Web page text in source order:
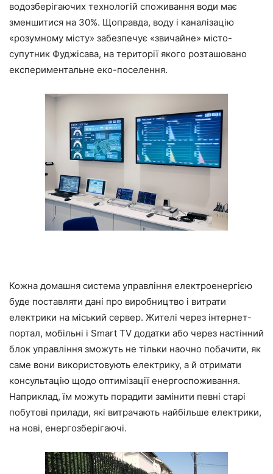
водозберігаючих технологій споживання води має
зменшитися на 30%. Щоправда, воду і каналізацію
«розумному місту» забезпечує «звичайне» місто-
супутник Фуджісава, на території якого розташовано
експериментальне еко-поселення.
Кожна домашня система управління електроенергією
буде поставляти дані про виробництво і витрати
електрики на міський сервер. Жителі через інтернет-
портал, мобільні і Smart TV додатки або через настінний
блок управління зможуть не тільки наочно побачити, як
саме вони використовують електрику, а й отримати
консультацію щодо оптимізації енергоспоживання.
Наприклад, їм можуть порадити замінити певні старі
побутові прилади, які витрачають найбільше електрики,
на нові, енергозберігаючі.